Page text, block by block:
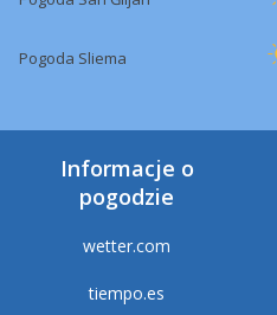
Pogoda Sliema
Informacje o
pogodzie
wetter.com
tiempo.es